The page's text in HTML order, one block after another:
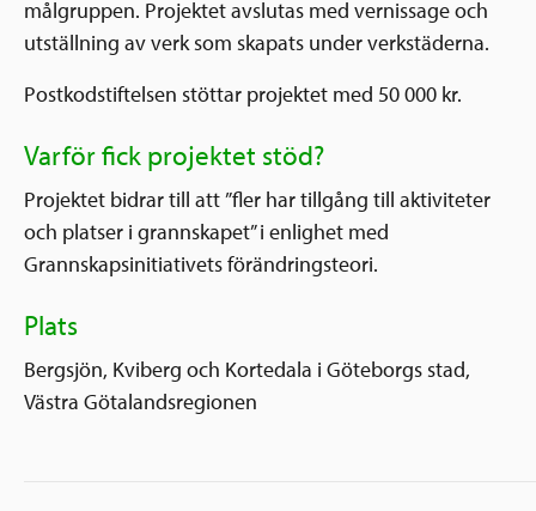
målgruppen. Projektet avslutas med vernissage och
utställning av verk som skapats under verkstäderna.
Postkodstiftelsen stöttar projektet med 50 000 kr.
Varför fick projektet stöd?
Projektet bidrar till att ”fler har tillgång till aktiviteter
och platser i grannskapet” i enlighet med
Grannskapsinitiativets förändringsteori.
Plats
Bergsjön, Kviberg och Kortedala i Göteborgs stad,
Västra Götalandsregionen